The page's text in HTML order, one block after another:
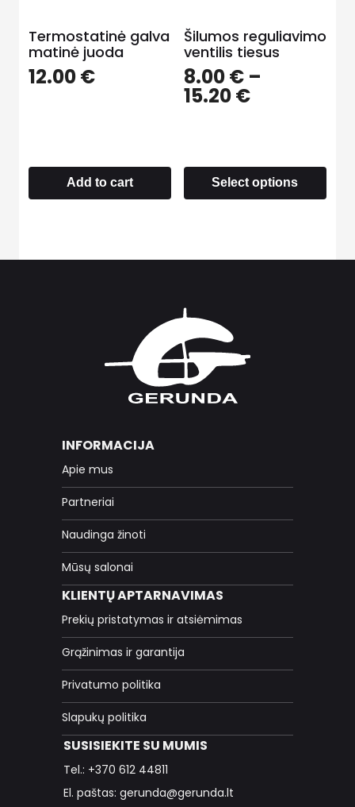
Termostatinė galva
matinė juoda
12.00€
Add to cart
Šilumos reguliavimo
ventilis tiesus
8.00€–
15.20€
Select options
INFORMACIJA
Apie mus
Partneriai
Naudinga žinoti
Mūsų salonai
KLIENTŲ APTARNAVIMAS
Prekių pristatymas ir atsiėmimas
Grąžinimas ir garantija
Privatumo politika
Slapukų politika
SUSISIEKITE SU MUMIS
Tel.: +370 612 44811
El. paštas: gerunda@gerunda.lt